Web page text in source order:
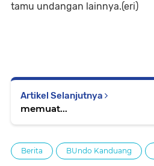
tamu undangan lainnya.(eri)
Artikel Selanjutnya
memuat...
Berita BUndo Kanduang